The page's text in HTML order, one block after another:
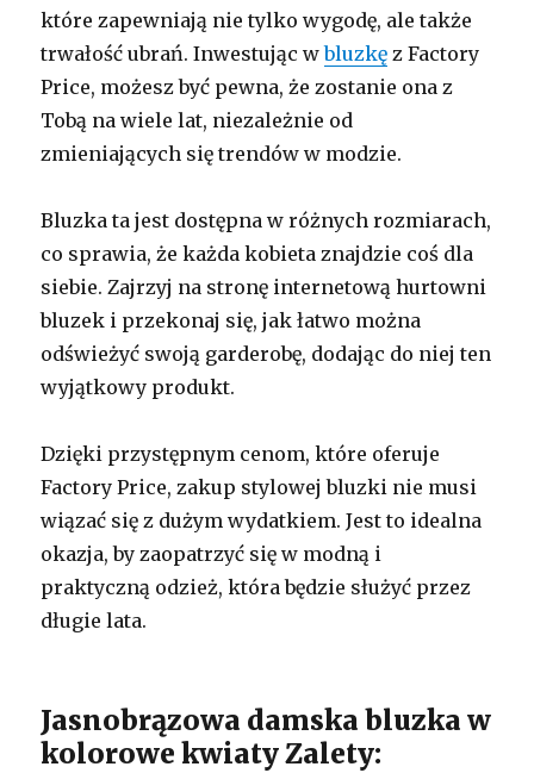
które zapewniają nie tylko wygodę, ale także
trwałość ubrań. Inwestując wbluzkę z Factory
Price, możesz być pewna, że zostanie ona z
Tobą na wiele lat, niezależnie od
zmieniających się trendów w modzie.
Bluzka ta jest dostępna w różnych rozmiarach,
co sprawia, że każda kobieta znajdzie coś dla
siebie. Zajrzyj na stronę internetową hurtowni
bluzek i przekonaj się, jak łatwo można
odświeżyć swoją garderobę, dodając do niej ten
wyjątkowy produkt.
Dzięki przystępnym cenom, które oferuje
Factory Price, zakup stylowej bluzki nie musi
wiązać się z dużym wydatkiem. Jest to idealna
okazja, by zaopatrzyć się w modną i
praktyczną odzież, która będzie służyć przez
długie lata.
Jasnobrązowa damska bluzka w
kolorowe kwiaty Zalety: